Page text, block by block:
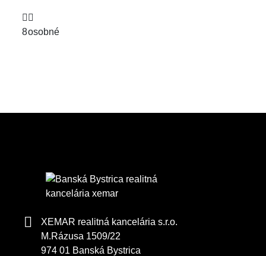
8osobné
XEMAR realitná kancelária s.r.o.
M.Rázusa 1509/22
974 01 Banská Bystrica